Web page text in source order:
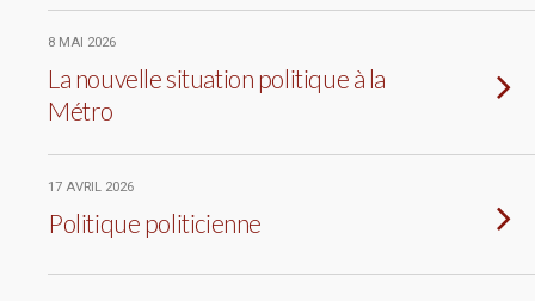
8 MAI 2026
La nouvelle situation politique à la
Métro
17 AVRIL 2026
Politique politicienne